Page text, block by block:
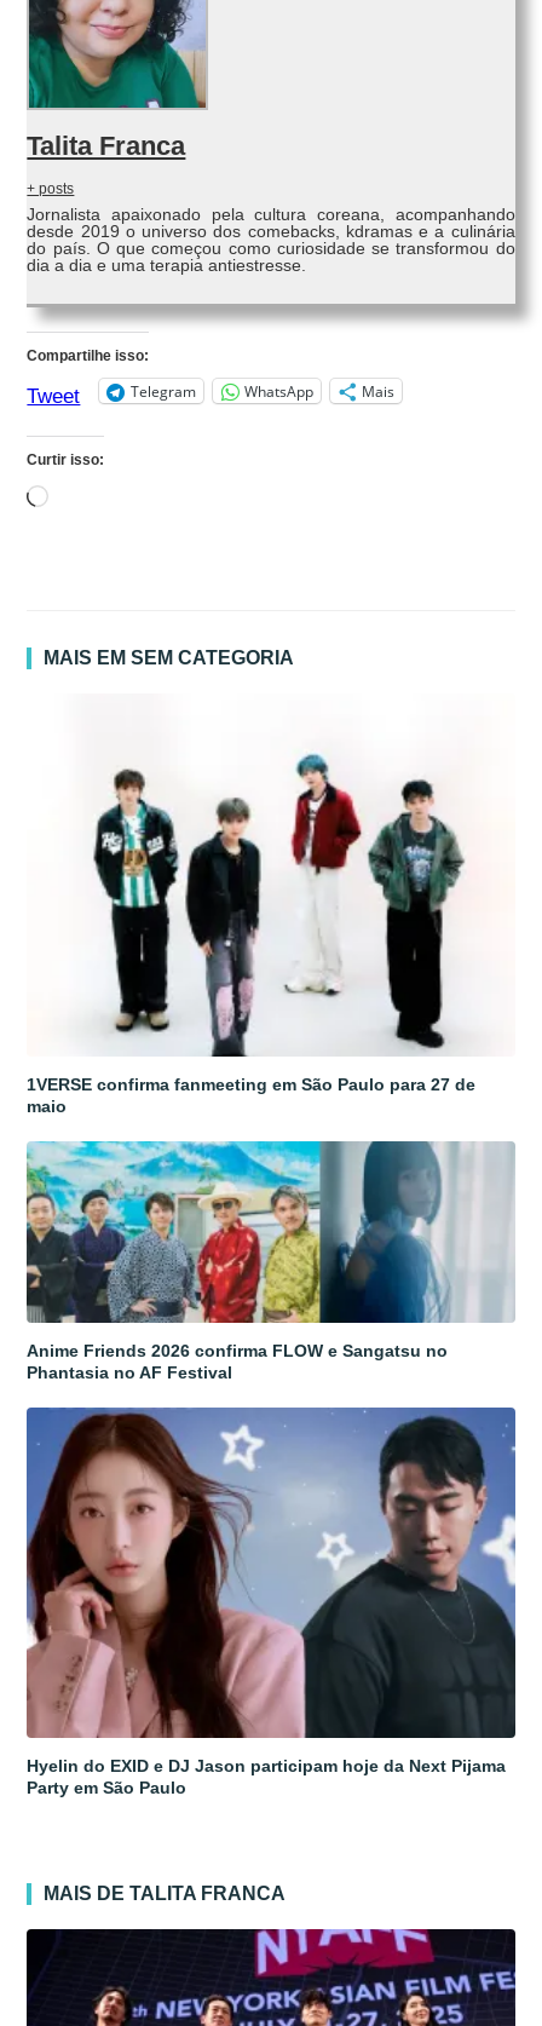
Talita Franca
+ posts
Jornalista apaixonado pela cultura coreana, acompanhando
desde 2019 o universo dos comebacks, kdramas e a culinária
do país. O que começou como curiosidade se transformou do
dia a dia e uma terapia antiestresse.
Compartilhe isso:
Tweet Telegram WhatsApp Mais
Curtir isso:
Carregando...
MAIS EM SEM CATEGORIA
1VERSE confirma fanmeeting em São Paulo para 27 de
maio
Anime Friends 2026 confirma FLOW e Sangatsu no
Phantasia no AF Festival
Hyelin do EXID e DJ Jason participam hoje da Next Pijama
Party em São Paulo
MAIS DE TALITA FRANCA